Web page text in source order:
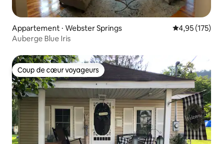
Appartement ⋅ Webster Springs Évaluation
4,95 (175)
Auberge Blue Iris
Coup de cœur voyageurs
Coup de cœur voyageurs